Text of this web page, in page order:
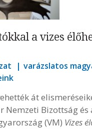
a vizes
varázslatos
át
Nemzeti Bizottság és
(VM) Vizes